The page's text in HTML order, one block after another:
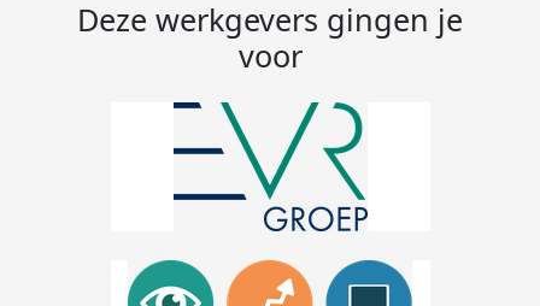
Deze werkgevers gingen je
voor